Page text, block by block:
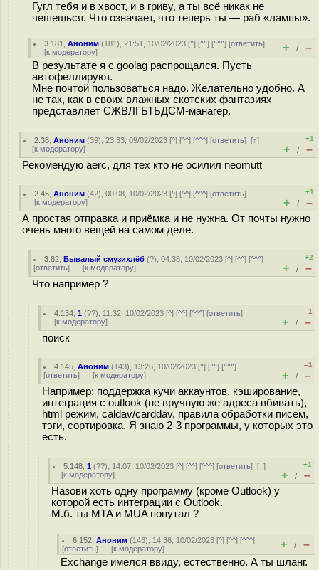
Гугл тебя и в хвост, и в гриву, а ты всё никак не
чешешься. Что означает, что теперь ты — раб «лампы».
3.181 ,Аноним (181), 21:51, 10/02/2023 [^] [^^] [^^^] [ответить]
[к модератору] + / –
В результате я с goolag распрощался. Пусть
автофеллируют.
Мне почтой пользоваться надо. Желательно удобно. А
не так, как в своих влажных скотских фантазиях
представляет СЖВЛГБТБДСМ-манагер.
2.38 ,Аноним (39), 23:33, 09/02/2023 [^] [^^] [^^^] [ответить][↑]
[к модератору]
+1
+ / –
Рекомендую aerc, для тех кто не осилил neomutt
2.45 ,Аноним (42), 00:08, 10/02/2023 [^] [^^] [^^^] [ответить]
[к модератору]
+1
+ / –
А простая отправка и приёмка и не нужна. От почты нужно
очень много вещей на самом деле.
3.82 ,Бывалый смузихлёб (?), 04:38, 10/02/2023 [^] [^^] [^^^]
[ответить] [к модератору]
+2
+ / –
Что например ?
4.134 ,1 (??), 11:32, 10/02/2023 [^] [^^] [^^^] [ответить]
[к модератору]
–1
+ / –
поиск
4.145 ,Аноним (143), 13:26, 10/02/2023 [^] [^^] [^^^]
[ответить] [к модератору]
–1
+ / –
Например: поддержка кучи аккаунтов, кэширование,
интеграция с outlook (не вручную же адреса вбивать),
html режим, caldav/carddav, правила обработки писем,
тэги, сортировка. Я знаю 2-3 программы, у которых это
есть.
5.148 ,1 (??), 14:07, 10/02/2023 [^] [^^] [^^^] [ответить][↓]
[к модератору]
+1
+ / –
Назови хоть одну программу (кроме Outlook) у
которой есть интеграции с Outlook.
М.б. ты MTA и MUA попутал ?
6.152 ,Аноним (143), 14:36, 10/02/2023 [^] [^^] [^^^]
[ответить] [к модератору] + / –
Exchange имелся ввиду, естественно. А ты шланг.